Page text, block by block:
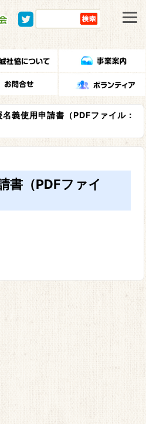
義使用申請書（PDFファイル：
書（PDFファイ